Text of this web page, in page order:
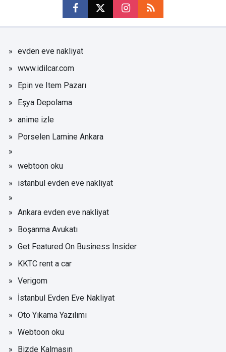
evden eve nakliyat
www.idilcar.com
Epin ve Item Pazarı
Eşya Depolama
anime izle
Porselen Lamine Ankara
webtoon oku
istanbul evden eve nakliyat
Ankara evden eve nakliyat
Boşanma Avukatı
Get Featured On Business Insider
KKTC rent a car
Verigom
İstanbul Evden Eve Nakliyat
Oto Yıkama Yazılımı
Webtoon oku
Bizde Kalmasın